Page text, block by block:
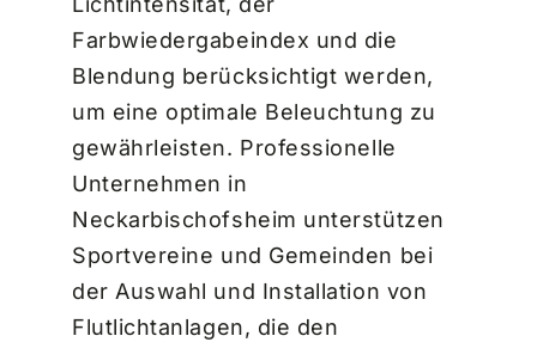
Farbwiedergabeindex und die
Blendung berücksichtigt werden,
um eine optimale Beleuchtung zu
gewährleisten. Professionelle
Unternehmen in
Neckarbischofsheim unterstützen
Sportvereine und Gemeinden bei
der Auswahl und Installation von
Flutlichtanlagen, die den